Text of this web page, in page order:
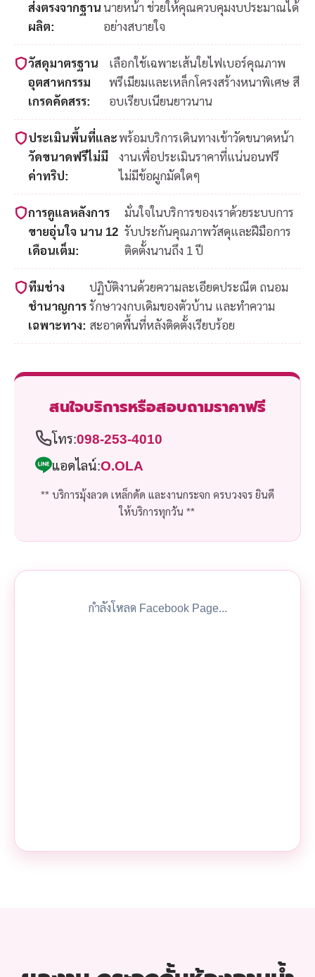
ส่งตรงจากฐาน
ผลิต:
นายหน้า ช่วยให้คุณควบคุมงบประมาณได้
อย่างสบายใจ
วัสดุมาตรฐาน
อุตสาหกรรม
เกรดคัดสรร:
เลือกใช้เฉพาะเส้นใยไฟเบอร์คุณภาพ
พรีเมียมและเหล็กโครงสร้างหนาพิเศษ สี
อบเรียบเนียนยาวนาน
ประเมินพื้นที่และ
วัดขนาดฟรีไม่มี
ค่าทริป:
พร้อมบริการเดินทางเข้าวัดขนาดหน้า
งานเพื่อประเมินราคาที่แน่นอนฟรี
ไม่มีข้อผูกมัดใดๆ
การดูแลหลังการ
ขายอุ่นใจ นาน 12
เดือนเต็ม:
มั่นใจในบริการของเราด้วยระบบการ
รับประกันคุณภาพวัสดุและฝีมือการ
ติดตั้งนานถึง 1 ปี
ทีมช่าง
ชำนาญการ
เฉพาะทาง:
ปฏิบัติงานด้วยความละเอียดประณีต ถนอม
รักษาวงกบเดิมของตัวบ้าน และทำความ
สะอาดพื้นที่หลังติดตั้งเรียบร้อย
สนใจบริการหรือสอบถามราคาฟรี
โทร:098-253-4010
แอดไลน์:O.OLA
** บริการมุ้งลวด เหล็กดัด และงานกระจก ครบวงจร ยินดี
ให้บริการทุกวัน **
กำลังโหลด Facebook Page...